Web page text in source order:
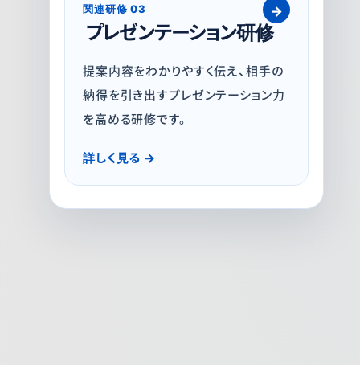
関連研修 03
プレゼンテーション研修
提案内容をわかりやすく伝え、相手の
納得を引き出すプレゼンテーション力
を高める研修です。
詳しく見る